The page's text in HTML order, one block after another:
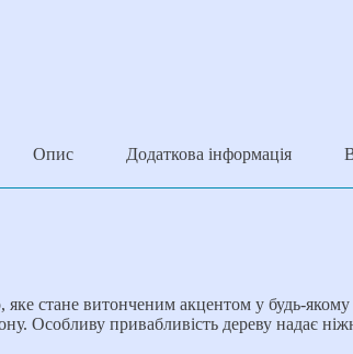
Опис Додаткова інформація
стане витонченим акцентом у будь-
Особливу привабливість дереву надає